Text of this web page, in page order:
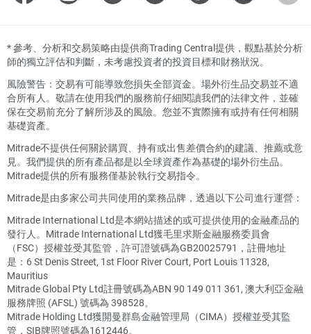
*參考、分析和交易策略由提供商Trading Central提供，觀點基於分析
師的獨立評估和判斷，未考慮投資者的投資目標和財務狀況。
風險警告：交易有可能導致您損失全部資金。場外衍生品交易並不適
合所有人。敬請在使用我們的服務前仔細閱讀我們的法律文件，並確
保在交易前充分了解所涉及的風險。您並不實際擁有或持有任何相關
基礎資產。
Mitrade不提供任何關於購買、持有或出售差價合約的建議、推薦或意
見。我們提供的所有產品都是以全球資產作為基礎的場外衍生品。
Mitrade提供的所有服務僅基於執行交易指令。
Mitrade是由多家公司共同使用的業務品牌，透過以下公司進行運營：
Mitrade International Ltd是本網站描述的或可提供使用的金融產品的
發行人。Mitrade International Ltd獲毛里求斯金融服務委員會
（FSC）授權並受其監管，許可證號碼為GB20025791，註冊地址
是：6 St Denis Street, 1st Floor River Court, Port Louis 11328,
Mauritius
Mitrade Global Pty Ltd註冊號碼為ABN 90 149 011 361, 澳大利亞金融
服務牌照 (AFSL) 號碼為 398528。
Mitrade Holding Ltd獲開曼群島金融管理局（CIMA）授權並受其監
管，SIB牌照號碼為1612446。